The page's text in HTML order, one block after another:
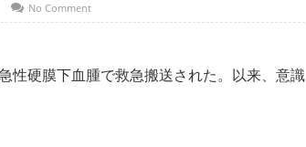
No Comment
性硬膜下血腫で救急搬送された。以来、意識